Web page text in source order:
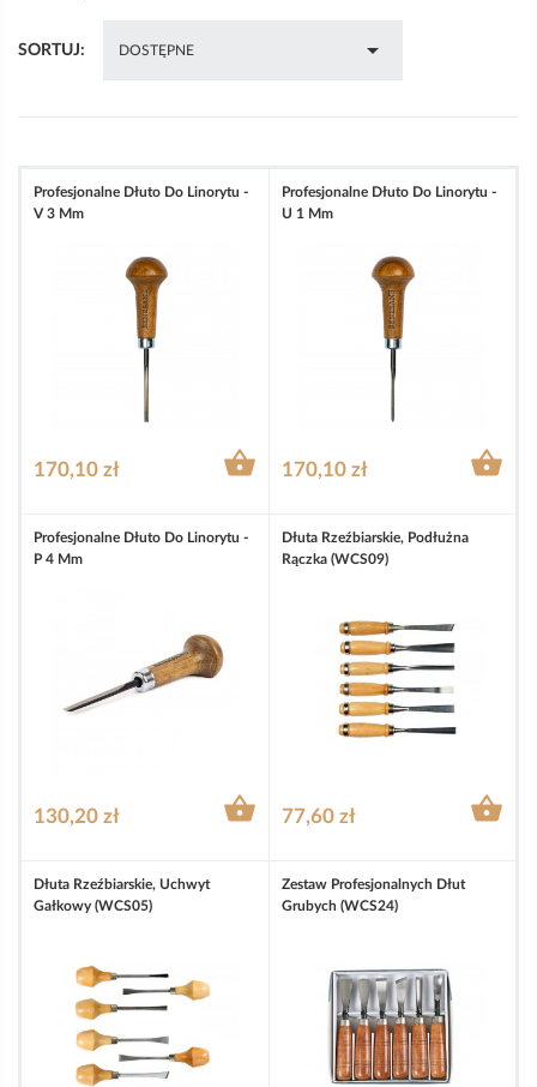
SORTUJ: DOSTĘPNE 
Profesjonalne Dłuto Do Linorytu -
V 3 Mm
170,10 zł 
Profesjonalne Dłuto Do Linorytu -
U 1 Mm
170,10 zł 
Profesjonalne Dłuto Do Linorytu -
P 4 Mm
130,20 zł 
Dłuta Rzeźbiarskie, Podłużna
Rączka (WCS09)
77,60 zł 
Dłuta Rzeźbiarskie, Uchwyt
Gałkowy (WCS05)
Zestaw Profesjonalnych Dłut
Grubych (WCS24)